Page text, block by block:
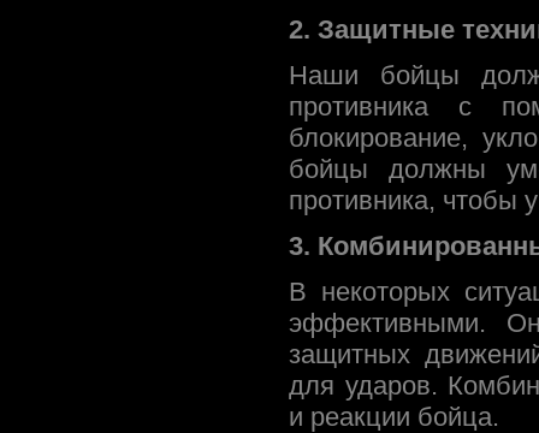
2. Защитные
Наши бойцы
противника с
блокирование,
бойцы должны
противника, чтобы
3.
В некоторых
эффективными.
защитных
для ударов.
и реакции бойца.